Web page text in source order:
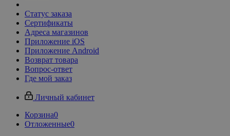
Статус заказа
Сертификаты
Адреса магазинов
Приложение iOS
Приложение Android
Возврат товара
Вопрос-ответ
Где мой заказ
Личный кабинет
Корзина0
Отложенные0